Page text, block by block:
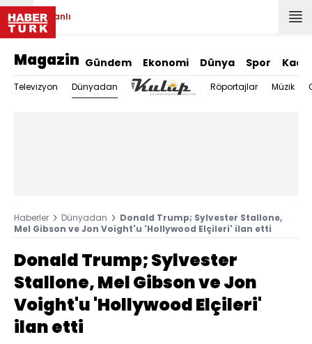
Canlı
Magazin Gündem Ekonomi Dünya Spor
Televizyon Dünyadan Röportajlar Müzik
Haberler Dünyadan
Donald Trump; Sylvester Stallone,
Mel Gibson ve Jon Voight'u 'Hollywood Elçileri' ilan etti
Donald Trump; Sylvester
Stallone, Mel Gibson ve Jon
Voight'u 'Hollywood Elçileri'
ilan etti